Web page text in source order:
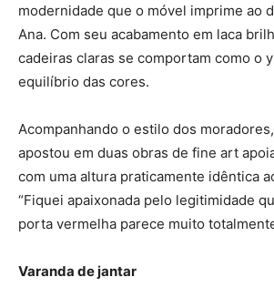
modernidade que o móvel imprime ao
Ana. Com seu acabamento em laca
cadeiras claras se comportam como o
equilíbrio das cores.
Acompanhando o estilo dos
apostou em duas obras de fine art
com uma altura praticamente idêntica
“Fiquei apaixonada pelo legitimidade
porta vermelha parece muito
Varanda de jantar